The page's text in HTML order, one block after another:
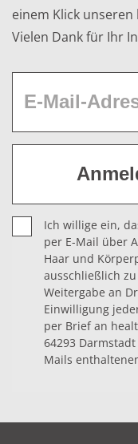
einem Klick
Vielen Dank für Ihr
Ich willige ein,
per E-Mail über
Haar und
ausschließlich
Weitergabe an
Einwilligung
per Brief an
64293
Mails